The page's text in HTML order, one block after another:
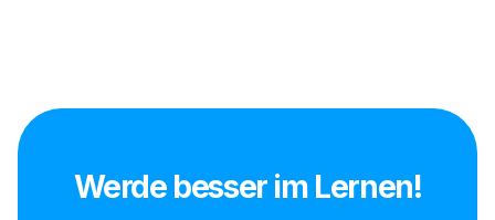
Werde besser im Lernen!